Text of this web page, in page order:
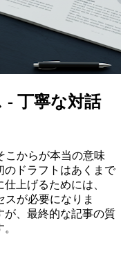
- 丁寧な対話
こからが本当の意味
のドラフトはあくまで
上げるためには、
が必要になりま
が、最終的な記事の質